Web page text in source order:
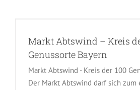
Markt Abtswind – Kreis
Genussorte Bayern
Markt Abtswind - Kreis der 100
Der Markt Abtswind darf sich zum